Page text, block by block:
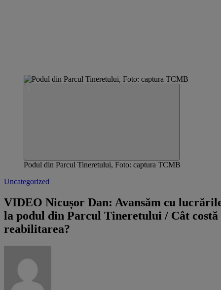
Podul din Parcul Tineretului, Foto: captura TCMB
Uncategorized
VIDEO Nicușor Dan: Avansăm cu
la podul din Parcul Tineretului / Cât costă
reabilitarea?